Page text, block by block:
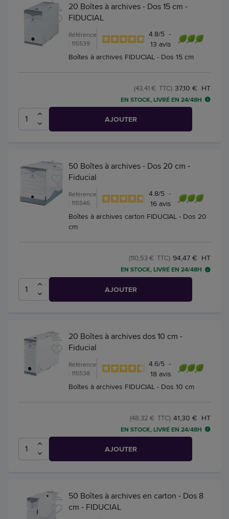
20 Boîtes à archives - Dos 15 cm -
FIDUCIAL
Référence
: 115539
4.8/5 -
13 avis
Boîtes à archives FIDUCIAL - Dos 15 cm
37,10 € HT
(43,41 € TTC)
EN STOCK, LIVRÉ EN 24/48H
AJOUTER
50 Boîtes à archives - Dos 20 cm -
Fiducial
Référence
: 115546
4.8/5 -
16 avis
Boîtes à archives carton FIDUCIAL - Dos 20
cm
94,47 € HT
(110,53 € TTC)
EN STOCK, LIVRÉ EN 24/48H
AJOUTER
20 Boîtes à archives dos 10 cm -
Fiducial
Référence
: 115538
4.6/5 -
18 avis
Boîtes à archives FIDUCIAL - Dos 10 cm
41,30 € HT
(48,32 € TTC)
EN STOCK, LIVRÉ EN 24/48H
AJOUTER
50 Boîtes à archives en carton - Dos 8
cm - FIDUCIAL